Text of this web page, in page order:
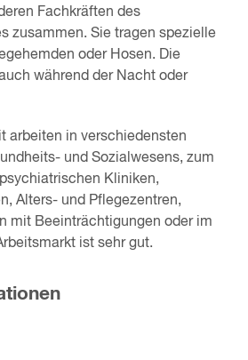
Fachkräften des
zusammen. Sie tragen spezielle
oder Hosen. Die
während der Nacht oder
arbeiten in verschiedensten
und Sozialwesens, zum
Kliniken,
Alters- und Pflegezentren,
mit Beeinträchtigungen oder im
ist sehr gut.